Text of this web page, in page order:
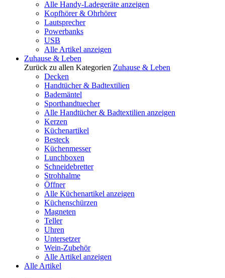
Alle Handy-Ladegeräte anzeigen
Kopfhörer & Ohrhörer
Lautsprecher
Powerbanks
USB
Alle Artikel anzeigen
Zuhause & Leben
Zurück zu allen Kategorien Zuhause & Leben
Decken
Handtücher & Badtextilien
Bademäntel
Sporthandtuecher
Alle Handtücher & Badtextilien anzeigen
Kerzen
Küchenartikel
Besteck
Küchenmesser
Lunchboxen
Schneidebretter
Strohhalme
Öffner
Alle Küchenartikel anzeigen
Küchenschürzen
Magneten
Teller
Uhren
Untersetzer
Wein-Zubehör
Alle Artikel anzeigen
Alle Artikel